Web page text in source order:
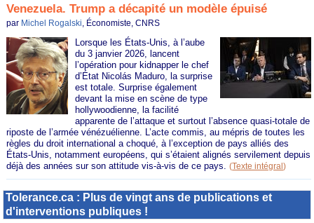
Venezuela. Trump a décapité un modèle épuisé
par Michel Rogalski, Économiste, CNRS
Lorsque les États-Unis, à l’aube
du 3 janvier 2026, lancent
l’opération pour kidnapper le chef
d’État Nicolás Maduro, la surprise
est totale. Surprise également
devant la mise en scène de type
hollywoodienne, la facilité
apparente de l’attaque et surtout l’absence quasi-totale de
riposte de l’armée vénézuélienne. L’acte commis, au mépris de toutes les
règles du droit international a choqué, à l’exception de pays alliés des
États-Unis, notamment européens, qui s’étaient alignés servilement depuis
déjà des années sur son attitude vis-à-vis de ce pays.(Texte intégral)
Tolerance.ca : Plus de vingt ans de publications et
d'interventions publiques !